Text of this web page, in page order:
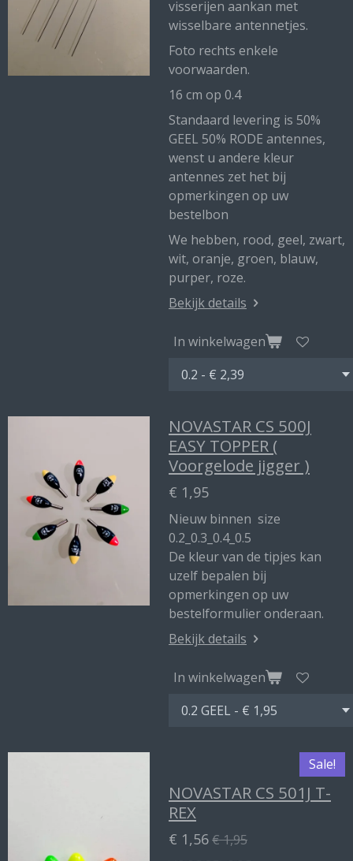
visserijen aankan met
wisselbare antennetjes.
Foto rechts enkele
voorwaarden.
16 cm op 0.4
Standaard levering is 50%
GEEL 50% RODE antennes,
wenst u andere kleur
antennes zet het bij
opmerkingen op uw
bestelbon
We hebben, rood, geel, zwart,
wit, oranje, groen, blauw,
purper, roze.
Bekijk details
In winkelwagen
NOVASTAR CS 500J
EASY TOPPER (
Voorgelode jigger )
€ 1,95
Nieuw binnen size
0.2_0.3_0.4_0.5
De kleur van de tipjes kan
uzelf bepalen bij
opmerkingen op uw
bestelformulier onderaan.
Bekijk details
In winkelwagen
Sale!
NOVASTAR CS 501J T-
REX
€ 1,56€ 1,95